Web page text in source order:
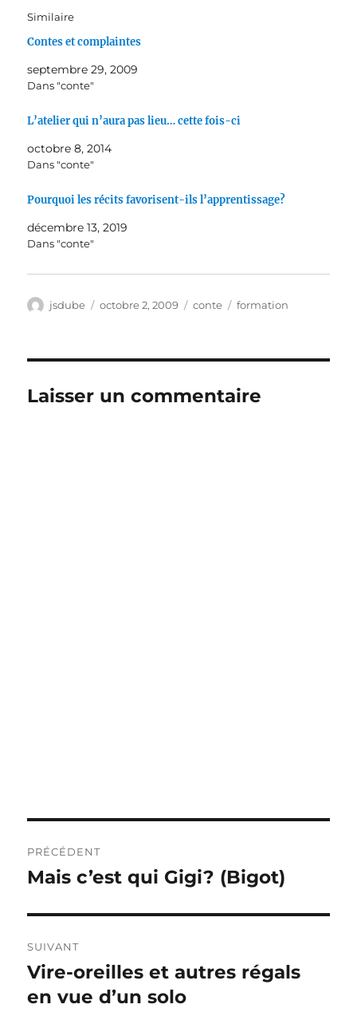
Similaire
Contes et complaintes
septembre 29, 2009
Dans "conte"
L’atelier qui n’aura pas lieu… cette fois-ci
octobre 8, 2014
Dans "conte"
Pourquoi les récits favorisent-ils l’apprentissage?
décembre 13, 2019
Dans "conte"
Auteur
jsdube
Publié
octobre 2, 2009 Catégories
conte Étiquettes
formation
Laisser un commentaire
de
PRÉCÉDENT
Publication
Mais c’est qui Gigi? (Bigot)
SUIVANT
Publication
suivante :
Vire-oreilles et autres régals
en vue d’un solo